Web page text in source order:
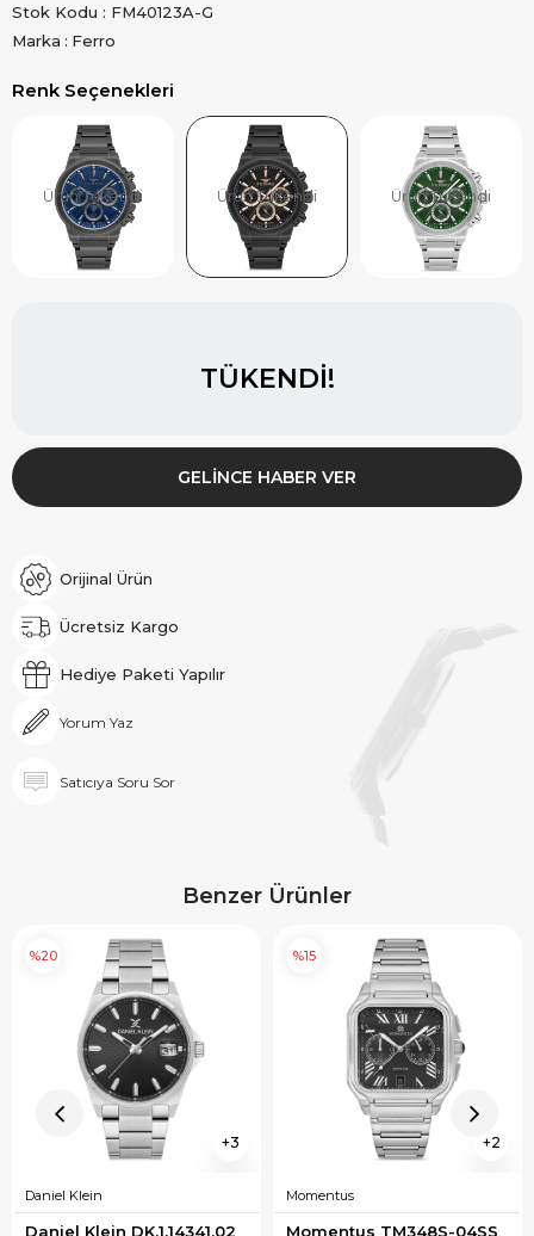
Stok Kodu
FM40123A-G
Marka : Ferro
Renk Seçenekleri
Ürün Tükendi Ürün Tükendi Ürün Tükendi
TÜKENDI!
GELINCE HABER VER
Orijinal Ürün
Ücretsiz Kargo
Hediye Paketi Yapılır
Yorum Yaz
Satıcıya Soru Sor
Benzer Ürünler
3
Daniel Klein
Daniel Klein DK.1.14341.02
%20
2
Momentus
Momentus TM348S-04SS
%15